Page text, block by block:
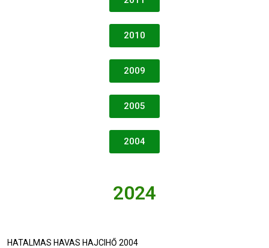
2010
2009
2005
2004
2024
HATALMAS HAVAS HAJCIHŐ 2004